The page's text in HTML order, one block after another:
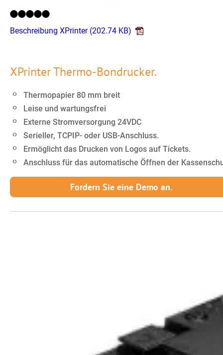
XPrinter Thermo-Bondrucker.
Thermopapier 80 mm breit
Leise und wartungsfrei
Externe Stromversorgung 24VDC
Serieller, TCPIP- oder USB-Anschluss.
Ermöglicht das Drucken von Logos auf Tickets.
Anschluss für das automatische Öffnen der
Fordern Sie eine Demo an.
Beschreibung XPrinter(202.74 KB)